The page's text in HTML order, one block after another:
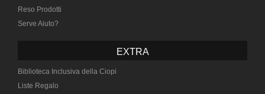
Reso Prodotti
Serve Aiuto?
EXTRA
Biblioteca Inclusiva della Ciopi
Liste Regalo